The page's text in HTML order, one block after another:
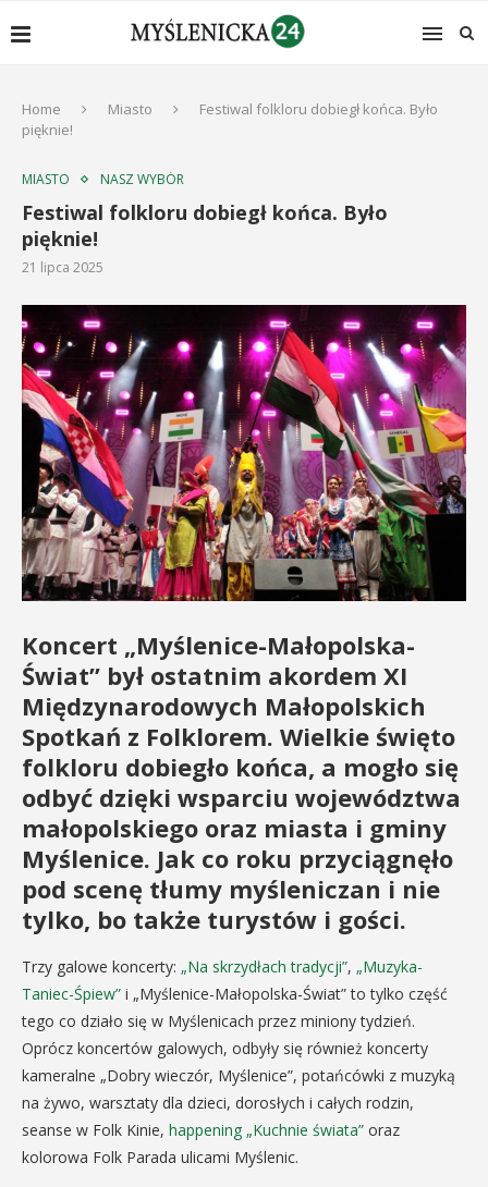
Home Miasto
Festiwal folkloru dobiegł końca. Było
pięknie!
MIASTO NASZ WYBÓR
Festiwal folkloru dobiegł końca. Było
pięknie!
21 lipca 2025
Koncert „Myślenice-Małopolska-
Świat” był ostatnim akordem XI
Międzynarodowych Małopolskich
Spotkań z Folklorem. Wielkie święto
folkloru dobiegło końca, a mogło się
odbyć dzięki wsparciu województwa
małopolskiego oraz miasta i gminy
Myślenice. Jak co roku przyciągnęło
pod scenę tłumy myśleniczan i nie
tylko, bo także turystów i gości.
Trzy galowe koncerty: „Na skrzydłach tradycji”, „Muzyka-
Taniec-Śpiew” i „Myślenice-Małopolska-Świat” to tylko część
tego co działo się w Myślenicach przez miniony tydzień.
Oprócz koncertów galowych, odbyły się również koncerty
kameralne „Dobry wieczór, Myślenice”, potańcówki z muzyką
na żywo, warsztaty dla dzieci, dorosłych i całych rodzin,
seanse w Folk Kinie, happening „Kuchnie świata” oraz
kolorowa Folk Parada ulicami Myślenic.